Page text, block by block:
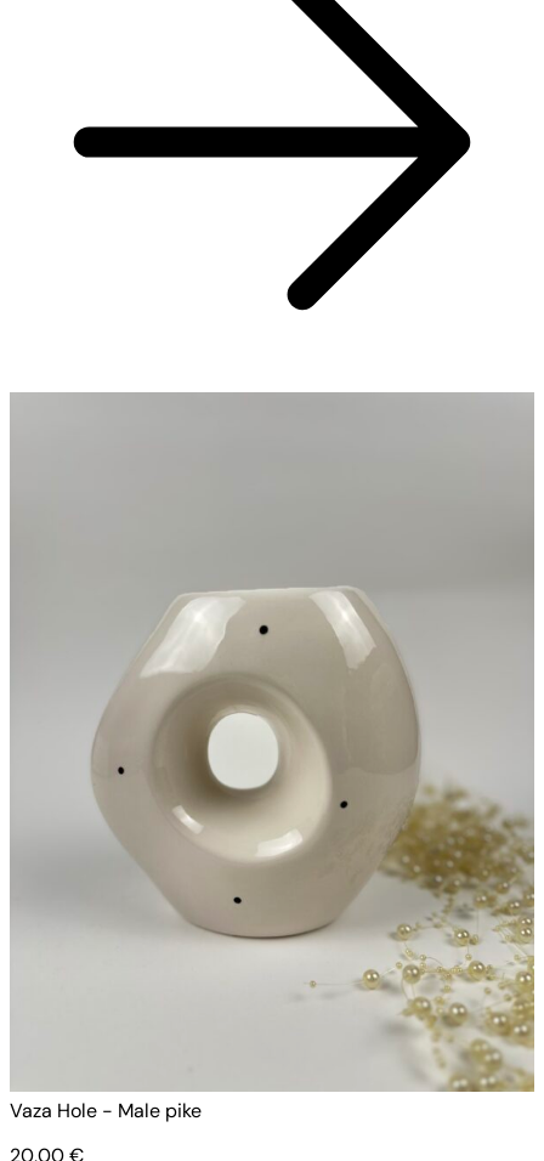
Vaza Hole - Male pike
20,00€